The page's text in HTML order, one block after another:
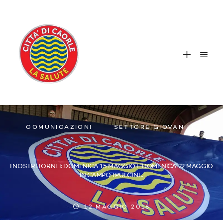
COMUNICAZIONI SETTORE GIOVANILE
I NOSTRI TORNEI: DOMENICA 15 MAGGIO E DOMENICA 22 MAGGIO
IN CAMPO I PULCINI…
12 MAGGIO 2016